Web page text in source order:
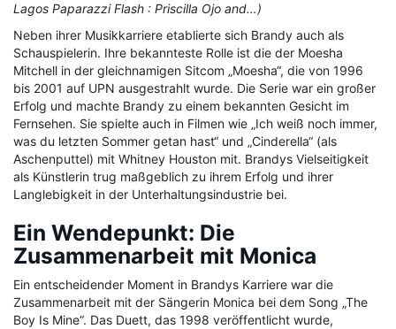
Lagos Paparazzi Flash : Priscilla Ojo and…)
Neben ihrer Musikkarriere etablierte sich Brandy auch als
Schauspielerin. Ihre bekannteste Rolle ist die der Moesha
Mitchell in der gleichnamigen Sitcom „Moesha“, die von 1996
bis 2001 auf UPN ausgestrahlt wurde. Die Serie war ein großer
Erfolg und machte Brandy zu einem bekannten Gesicht im
Fernsehen. Sie spielte auch in Filmen wie „Ich weiß noch immer,
was du letzten Sommer getan hast“ und „Cinderella“ (als
Aschenputtel) mit Whitney Houston mit. Brandys Vielseitigkeit
als Künstlerin trug maßgeblich zu ihrem Erfolg und ihrer
Langlebigkeit in der Unterhaltungsindustrie bei.
Ein Wendepunkt: Die
Zusammenarbeit mit Monica
Ein entscheidender Moment in Brandys Karriere war die
Zusammenarbeit mit der Sängerin Monica bei dem Song „The
Boy Is Mine“. Das Duett, das 1998 veröffentlicht wurde,